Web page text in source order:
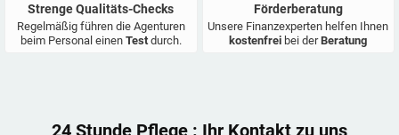
Strenge Qualitäts-Checks
Regelmäßig führen die Agenturen
beim Personal einen Test durch.
Förderberatung
Unsere Finanzexperten helfen Ihnen
kostenfrei bei derBeratung
24 Stunde Pflege : Ihr Kontakt zu uns